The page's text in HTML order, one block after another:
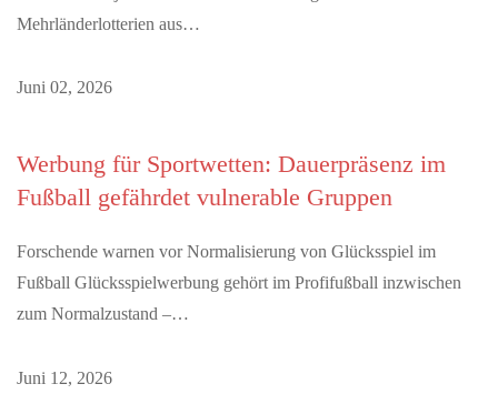
Mehrländerlotterien aus…
Juni 02, 2026
Werbung für Sportwetten: Dauerpräsenz im
Fußball gefährdet vulnerable Gruppen
Forschende warnen vor Normalisierung von Glücksspiel im
Fußball Glücksspielwerbung gehört im Profifußball inzwischen
zum Normalzustand –…
Juni 12, 2026